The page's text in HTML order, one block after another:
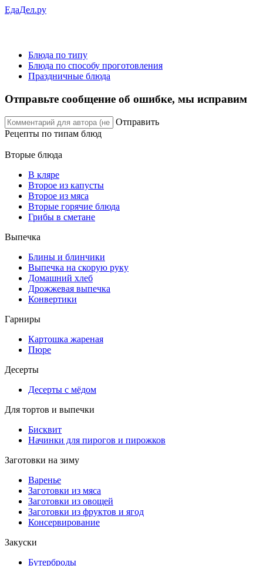
ЕдаДел.ру
Блюда по типу
Блюда по способу проготовления
Праздничные блюда
Отправьте сообщение об ошибке, мы исправим
Отправить
Рецепты по типам блюд
Вторые блюда
В кляре
Второе из капусты
Второе из мяса
Вторые горячие блюда
Грибы в сметане
Выпечка
Блины и блинчики
Выпечка на скорую руку
Домашний хлеб
Дрожжевая выпечка
Конвертики
Гарниры
Картошка жареная
Пюре
Десерты
Десерты с мёдом
Для тортов и выпечки
Бисквит
Начинки для пирогов и пирожков
Заготовки на зиму
Варенье
Заготовки из мяса
Заготовки из овощей
Заготовки из фруктов и ягод
Консервирование
Закуски
Бутерброды